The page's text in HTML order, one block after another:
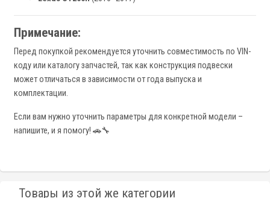
Примечание:
Перед покупкой рекомендуется уточнить совместимость по VIN-
коду или каталогу запчастей, так как конструкция подвески
может отличаться в зависимости от года выпуска и
комплектации.
Если вам нужно уточнить параметры для конкретной модели –
напишите, и я помогу! 🚗🔧
Товары из этой же категории